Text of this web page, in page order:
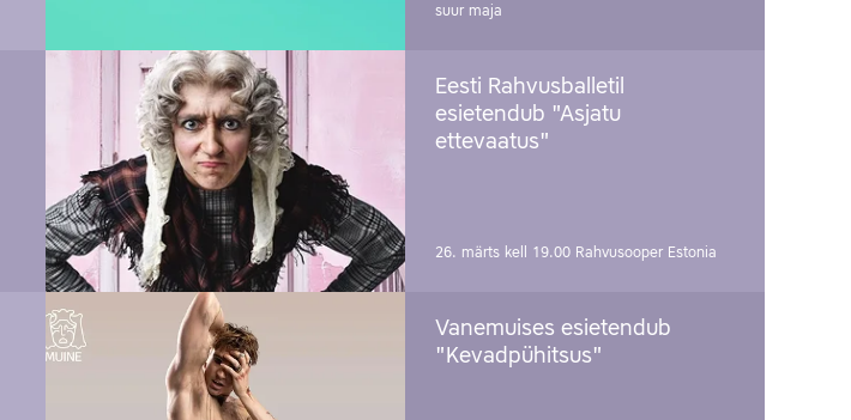
suur maja
Eesti Rahvusballetil
esietendub "Asjatu
ettevaatus"
26. märts kell 19.00 Rahvusooper Estonia
Vanemuises esietendub
"Kevadpühitsus"